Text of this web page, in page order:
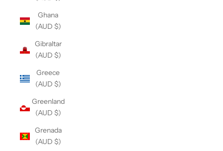
Ghana
(AUD $)
Gibraltar
(AUD $)
Greece
(AUD $)
Greenland
(AUD $)
Grenada
(AUD $)